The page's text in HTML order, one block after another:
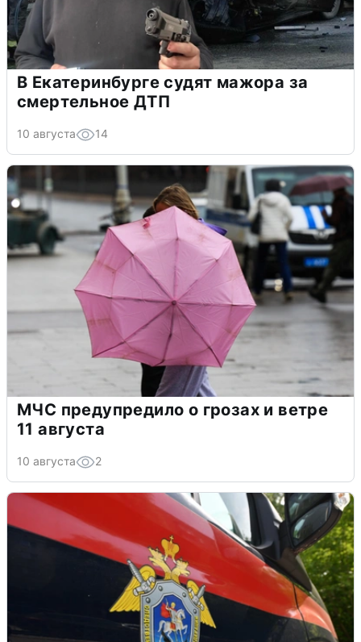
В Екатеринбурге судят мажора за
смертельное ДТП
10 августа 14
МЧС предупредило о грозах и ветре
11 августа
10 августа 2